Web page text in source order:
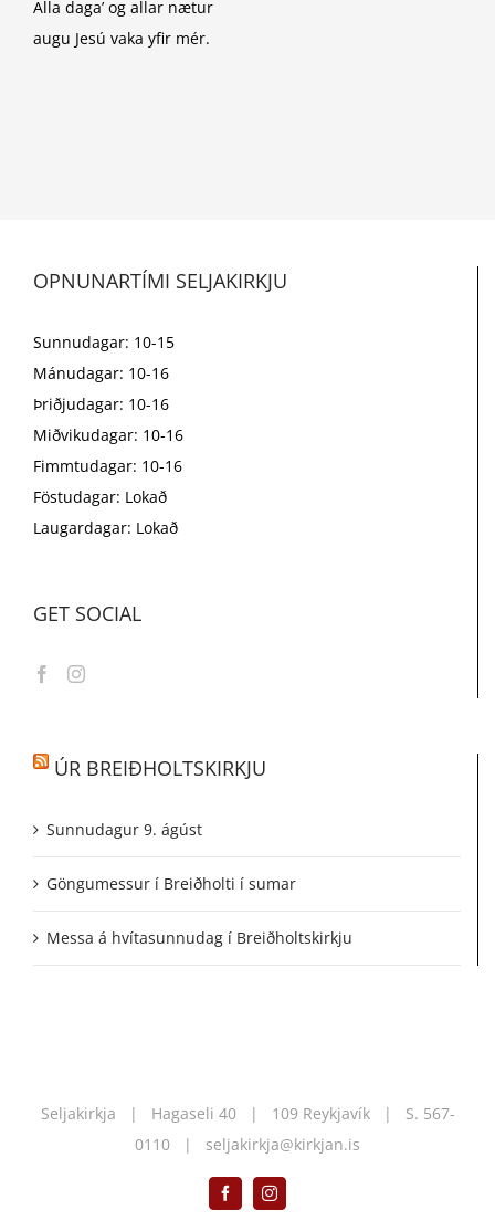
Alla daga’ og allar nætur
augu Jesú vaka yfir mér.
OPNUNARTÍMI SELJAKIRKJU
Sunnudagar: 10-15
Mánudagar: 10-16
Þriðjudagar: 10-16
Miðvikudagar: 10-16
Fimmtudagar: 10-16
Föstudagar: Lokað
Laugardagar: Lokað
GET SOCIAL
ÚR BREIÐHOLTSKIRKJU
Sunnudagur 9. ágúst
Göngumessur í Breiðholti í sumar
Messa á hvítasunnudag í Breiðholtskirkju
Seljakirkja | Hagaseli 40 | 109 Reykjavík | S. 567-
0110 | seljakirkja@kirkjan.is
FacebookInstagram